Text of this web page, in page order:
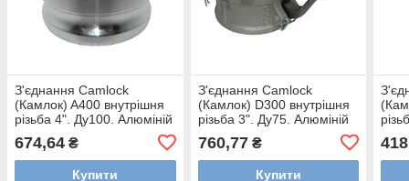
З'єднання Camlock
(Камлок) A400 внутрішня
різьба 4". Ду100. Алюміній
674,64 ₴
Купити
З'єднання Camlock
(Камлок) D300 внутрішня
різьба 3". Ду75. Алюміній
760,77₴
Купити